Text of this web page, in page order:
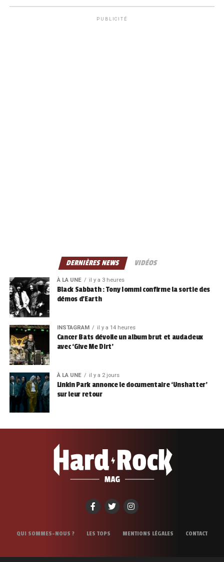
PUBLICITÉ
DERNIÈRES NEWS VIDÉOS
À LA UNE il y a 3 heures
Black Sabbath : Tony Iommi confirme la sortie des
démos d’Earth
INSTAGRAM il y a 14 heures
Cancer Bats dévoile un album brut et audacieux
avec ‘Give Me Dirt’
À LA UNE il y a 2 jours
Linkin Park annonce le documentaire ‘Unshatter’
sur leur retour
QUI SOMMES-NOUS ? LES TOPS MENTIONS LÉGALES CONTACT